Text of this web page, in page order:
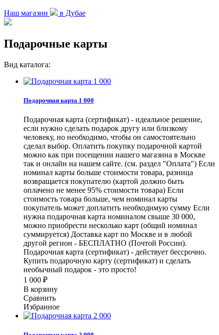
Наш магазин в Дубае
Подарочные карты
Вид каталога:
Подарочная карта 1 000
Подарочная карта (сертификат) - идеальное решение,
если нужно сделать подарок другу или близкому
человеку, но необходимо, чтобы он самостоятельно
сделал выбор. Оплатить покупку подарочной картой
можно как при посещении нашего магазина в Москве
так и онлайн на нашем сайте. (см. раздел "Оплата") Если
номинал карты больше стоимости товара, разница
возвращается покупателю (картой должно быть
оплачено не менее 95% стоимости товара) Если
стоимость товара больше, чем номинал карты
покупатель может доплатить необходимую сумму Если
нужна подарочная карта номиналом свыше 30 000,
можно приобрести несколько карт (общий номинал
суммируется) Доставка карт по Москве и в любой
другой регион - БЕСПЛАТНО (Почтой России).
Подарочная карта (сертификат) - действует бессрочно.
Купить подарочную карту (сертификат) и сделать
необычный подарок - это просто!
1 000 ₽
В корзину
Сравнить
Избранное